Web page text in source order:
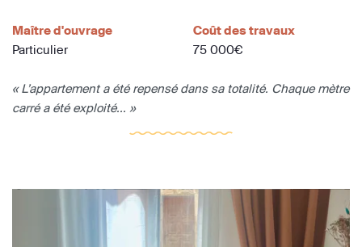
Maître d'ouvrage
Particulier
Coût des travaux
75 000€
« L’appartement a été repensé dans sa totalité. Chaque mètre
carré a été exploité... »